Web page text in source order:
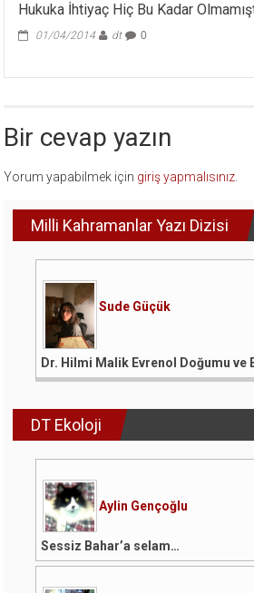
Hukuka İhtiyaç Hiç Bu Kadar
01/04/2014 dt 0
Bir cevap yazın
Yorum yapabilmek için giriş yapmalısınız
Milli Kahramanlar Yazı Dizisi
Sude Güçük
Dr. Hilmi Malik Evrenol Doğumu ve
DT Ekoloji
Aylin Gençoğlu
Sessiz Bahar’a selam…